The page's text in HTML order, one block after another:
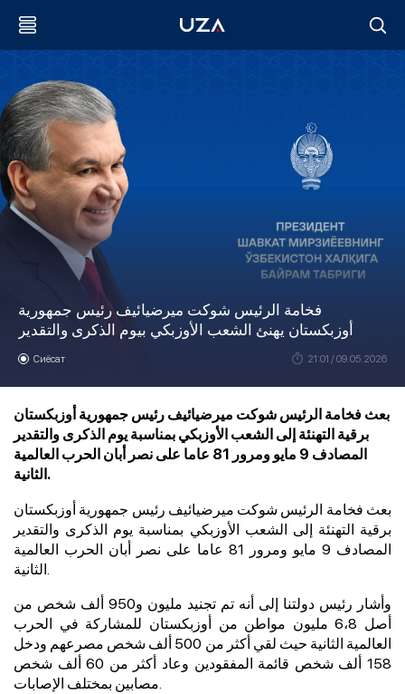
فخامة الرئيس شوكت ميرضيائيف رئيس جمهورية
أوزبكستان يهنئ الشعب الأوزبكي بيوم الذكرى والتقدير
Сиёсат 21:01 / 09.05.2026
بعث فخامة الرئيس شوكت ميرضيائيف رئيس جمهورية أوزبكستان
برقية التهنئة إلى الشعب الأوزبكي بمناسبة يوم الذكرى والتقدير
المصادف 9 مايو ومرور 81 عاما على نصر أبان الحرب العالمية
الثانية.
بعث فخامة الرئيس شوكت ميرضيائيف رئيس جمهورية أوزبكستان
برقية التهنئة إلى الشعب الأوزبكي بمناسبة يوم الذكرى والتقدير
المصادف 9 مايو ومرور 81 عاما على نصر أبان الحرب العالمية
الثانية.
وأشار رئيس دولتنا إلى أنه تم تجنيد مليون و950 ألف شخص من
أصل 6،8 مليون مواطن من أوزبكستان للمشاركة في الحرب
العالمية الثانية حيث لقي أكثر من 500 ألف شخص مصرعهم ودخل
158 ألف شخص قائمة المفقودين وعاد أكثر من 60 ألف شخص
مصابين بمختلف الإصابات.